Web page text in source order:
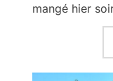
mangé hier